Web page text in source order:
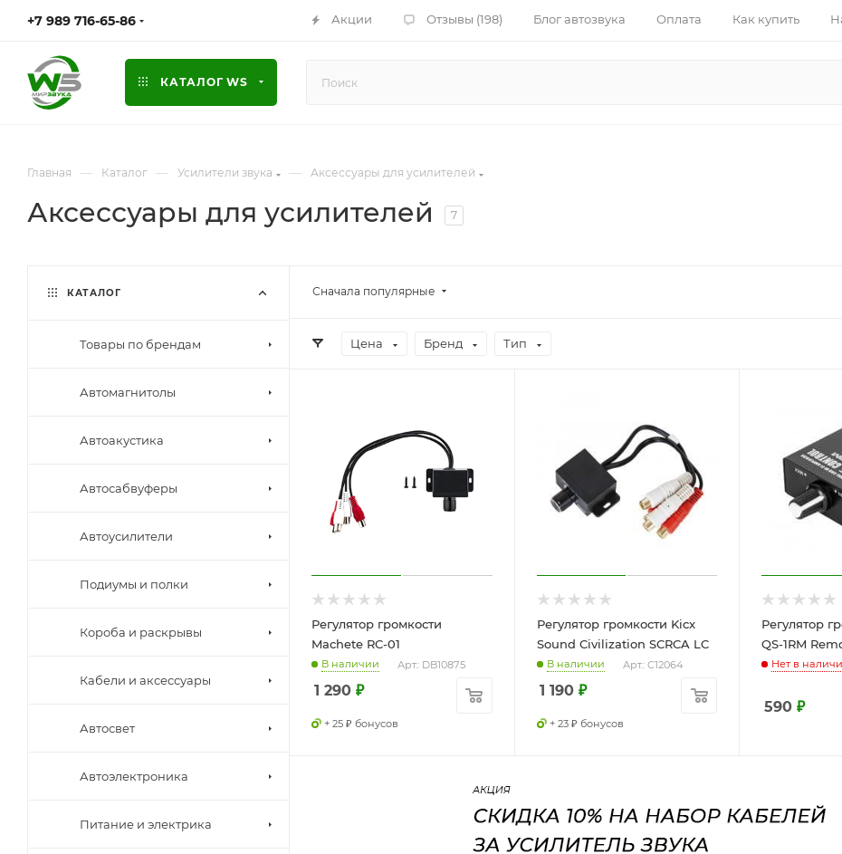
+7 989 716-65-86 Акции Отзывы (198) Блог автозвука Оплата Как купить
КАТАЛОГ WS
Главная — Каталог — Усилители звука — Аксессуары для усилителей
Аксессуары для усилителей 7
Сначала популярные
Цена Бренд Тип
Регулятор громкости
Machete RC-01
В наличии Арт.: DB10875
1 290 ₽
+ 25 ₽ бонусов
Регулятор громкости Kicx
Sound Civilization SCRCA LC
В наличии Арт.: C12064
1 190₽
+ 23 ₽ бонусов
Регулятор
QS-1RM
Нет в
590 ₽
КАТАЛОГ
Товары по брендам
Автомагнитолы
Автоакустика
Автосабвуферы
Автоусилители
Подиумы и полки
Короба и раскрывы
Кабели и аксессуары
Автосвет
Автоэлектроника
Питание и электрика